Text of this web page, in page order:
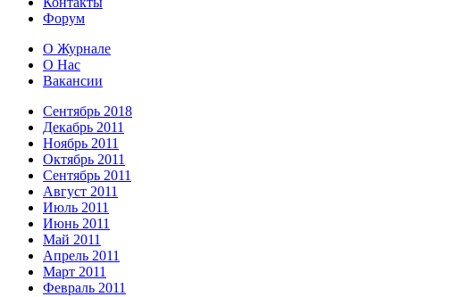
Форум
О Журнале
О Нас
Вакансии
Сентябрь 2018
Декабрь 2011
Ноябрь 2011
Октябрь 2011
Сентябрь 2011
Август 2011
Июль 2011
Июнь 2011
Май 2011
Апрель 2011
Март 2011
Февраль 2011